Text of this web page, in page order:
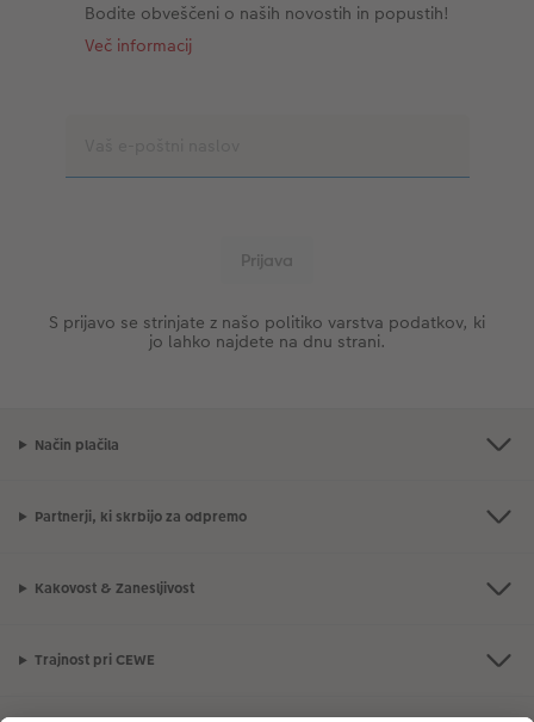
Bodite obveščeni o naših novostih in popustih!
Več informacij
S prijavo se strinjate z našo politiko varstva podatkov, ki
jo lahko najdete na dnu strani.
Način plačila
Partnerji, ki skrbijo za odpremo
Kakovost & Zanesljivost
Trajnost pri CEWE